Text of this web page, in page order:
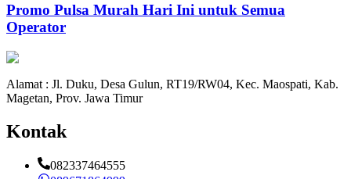
Promo Pulsa Murah Hari Ini untuk Semua
Operator
Alamat : Jl. Duku, Desa Gulun, RT19/RW04, Kec. Maospati, Kab.
Magetan, Prov. Jawa Timur
Kontak
082337464555